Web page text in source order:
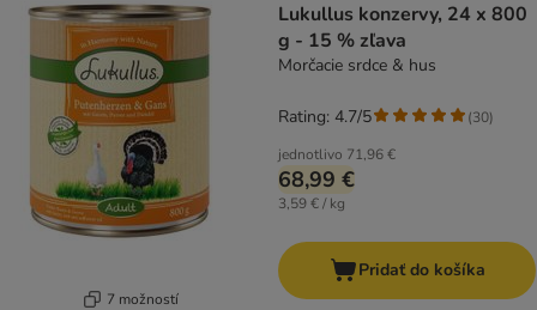
7 možností
Lukullus konzervy, 24 x 800
g - 15 % zľava
Morčacie srdce & hus
jednotlivo 71,96 €
68,99 €
3,59 € / kg
Rating: 4.7/5 (30)
Pridať do košíka